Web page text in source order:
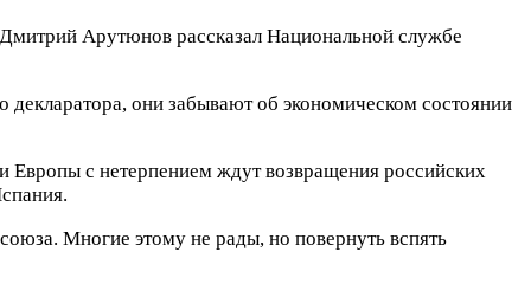
Арутюнов рассказал Национальной службе
декларатора, они забывают об экономическом состоянии
Европы с нетерпением ждут возвращения российских
Многие этому не рады, но повернуть вспять